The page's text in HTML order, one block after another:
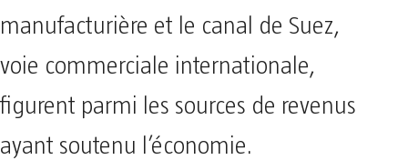
manufacturière et le canal de Suez,
voie commerciale internationale,
figurent parmi les sources de revenus
ayant soutenu l’économie.